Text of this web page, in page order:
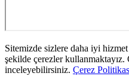
Sitemizde sizlere daha iyi
şekilde çerezler kullanmaktayız.
inceleyebilirsiniz. Çerez